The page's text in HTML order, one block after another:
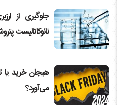
نانوکاتالیست
هیجان خرید یا
می‌آورد؟